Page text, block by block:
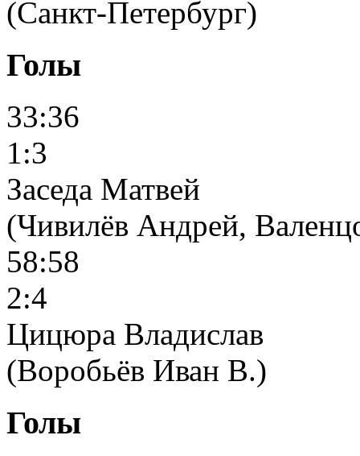
(Санкт-Петербург)
Голы
33:36
1:3
Заседа Матвей
(Чивилёв Андрей,
58:58
2:4
Цицюра Владислав
(Воробьёв Иван В.)
Голы